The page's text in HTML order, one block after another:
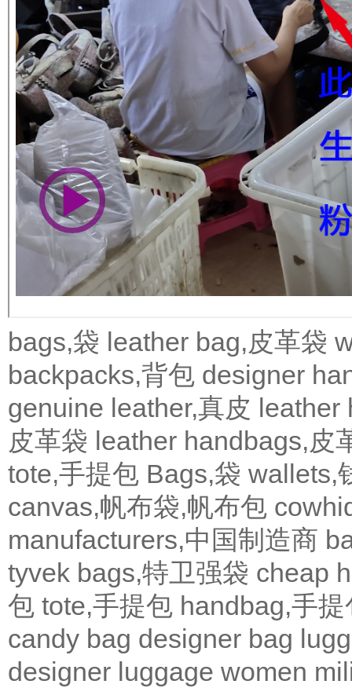
bags,袋 leather bag,皮革袋
backpacks,背包 designer
genuine leather,真皮 leather
皮革袋 leather handbags,皮
tote,手提包 Bags,袋 wallets,
canvas,帆布袋,帆布包
manufacturers,中国制造商
tyvek bags,特卫强袋 cheap
包 tote,手提包 handbag,手提
candy bag designer bag
designer luggage women